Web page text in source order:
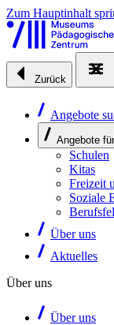
Zum Hauptinhalt
Zurück
Angebote
Angebote für
Schulen
Kitas
Freizeit
Soziale
Über uns
Aktuelles
Über uns
Über uns